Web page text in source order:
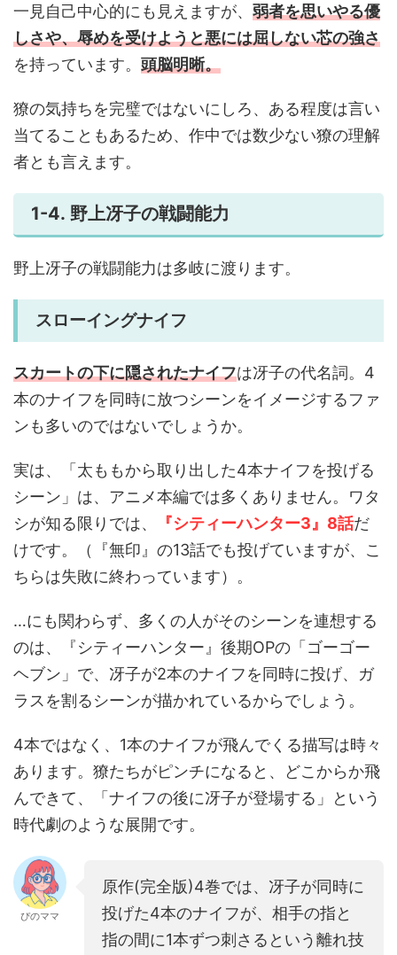
一見自己中心的にも見えますが、 弱者を思いやる優
しさや、辱めを受けようと悪には屈しない芯の強さ
を持っています。 頭脳明晰。
獠の気持ちを完璧ではないにしろ、ある程度は言い
当てることもあるため、作中では数少ない獠の理解
者とも言えます。
1-4. 野上冴子の戦闘能力
野上冴子の戦闘能力は多岐に渡ります。
スローイングナイフ
スカートの下に隠されたナイフは冴子の代名詞。4
本のナイフを同時に放つシーンをイメージするファ
ンも多いのではないでしょうか。
実は、「太ももから取り出した4本ナイフを投げる
シーン」は、アニメ本編では多くありません。ワタ
シが知る限りでは、
『シティーハンター3』 8話だ
けです。（『無印』の13話でも投げていますが、こ
ちらは失敗に終わっています）。
…にも関わらず、多くの人がそのシーンを連想する
のは、『シティーハンター』後期OPの「ゴーゴー
ヘブン」で、冴子が2本のナイフを同時に投げ、ガ
ラスを割るシーンが描かれているからでしょう。
4本ではなく、1本のナイフが飛んでくる描写は時々
あります。獠たちがピンチになると、どこからか飛
んできて、「ナイフの後に冴子が登場する」という
時代劇のような展開です。
ぴのママ
原作(完全版)4巻では、冴子が同時に
投げた4本のナイフが、相手の指と
指の間に1本ずつ刺さるという離れ技